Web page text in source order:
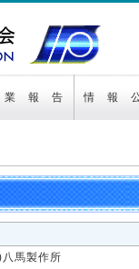
業 報 告 情 報
馬製作所